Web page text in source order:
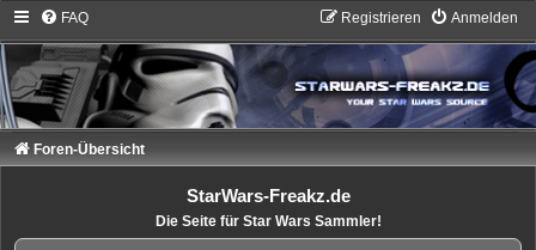
FAQ Anmelden
Registrieren
Foren-Übersicht
StarWars-Freakz.de
Die Seite für Star Wars Sammler!